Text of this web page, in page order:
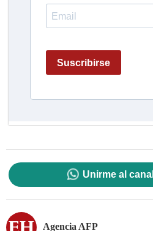
Unirme al
Agencia AFP